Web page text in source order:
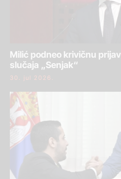
Milić podneo krivičnu
slučaja „Senjak“
30. jul 2026.